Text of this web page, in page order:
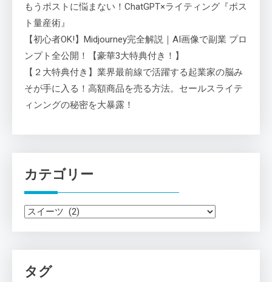
もうポストに悩まない！ChatGPT×ライティング『ポス
ト量産術』
【初心者OK!】Midjourney完全解説｜AI画像で副業 プロ
ンプト全公開！【豪華3大特典付き！】
【２大特典付き】業界最前線で活躍する起業家の脳み
そが手に入る！高額商品を売る方法。セールスライテ
ィンングの秘密を大暴露！
カテゴリー
カ
ー
タグ